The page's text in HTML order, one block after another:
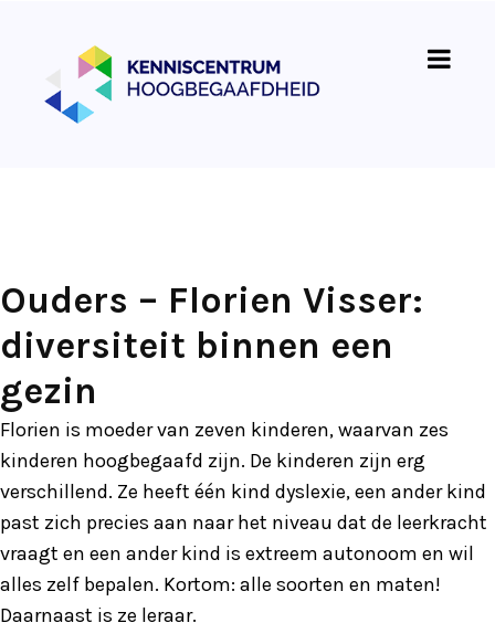
Ouders – Florien Visser:
diversiteit binnen een
gezin
Florien is moeder van zeven kinderen, waarvan zes
kinderen hoogbegaafd zijn. De kinderen zijn erg
verschillend. Ze heeft één kind dyslexie, een ander kind
past zich precies aan naar het niveau dat de leerkracht
vraagt en een ander kind is extreem autonoom en wil
alles zelf bepalen. Kortom: alle soorten en maten!
Daarnaast is ze leraar.